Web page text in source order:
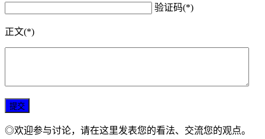
验证码(*)
正文(*)
◎欢迎参与讨论，请在这里发表您的看法、交流您的观点。